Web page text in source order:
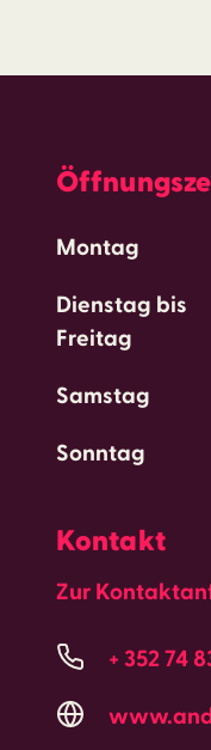
Montag
Dienstag bis
Freitag
Samstag
Sonntag
Kontakt
Zur
+ 352 74